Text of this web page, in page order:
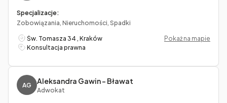
Specjalizacje:
Zobowiązania, Nieruchomości, Spadki
Św. Tomasza 34 , Kraków
Pokaż na mapie
Konsultacja prawna
AG Aleksandra Gawin – Bławat
Adwokat